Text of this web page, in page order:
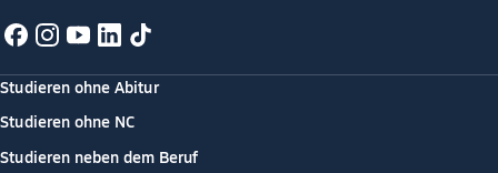
Studieren ohne Abitur
Studieren ohne NC
Studieren neben dem Beruf